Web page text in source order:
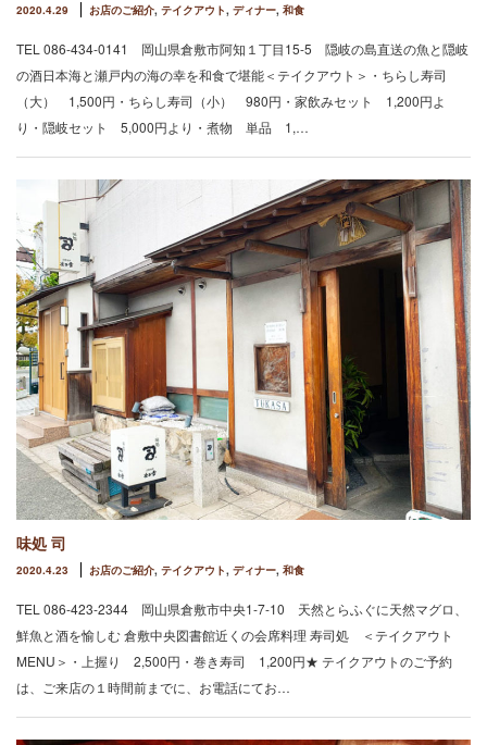
2020.4.29 お店のご紹介, テイクアウト, ディナー, 和食
TEL 086-434-0141 岡山県倉敷市阿知１丁目15-5 隠岐の島直送の魚と隠岐
の酒日本海と瀬戸内の海の幸を和食で堪能＜テイクアウト＞・ちらし寿司
（大） 1,500円・ちらし寿司（小） 980円・家飲みセット 1,200円よ
り・隠岐セット 5,000円より・煮物 単品 1,…
味処 司
2020.4.23 お店のご紹介, テイクアウト, ディナー, 和食
TEL 086-423-2344 岡山県倉敷市中央1-7-10 天然とらふぐに天然マグロ、
鮮魚と酒を愉しむ 倉敷中央図書館近くの会席料理 寿司処 ＜テイクアウト
MENU＞・上握り 2,500円・巻き寿司 1,200円★ テイクアウトのご予約
は、ご来店の１時間前までに、お電話にてお…